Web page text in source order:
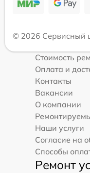
© 2026 Сервисный
Стоимость
Оплата и
Контакты
Вакансии
О компании
Наши услуги
Согласие на
Способы
Ремонт